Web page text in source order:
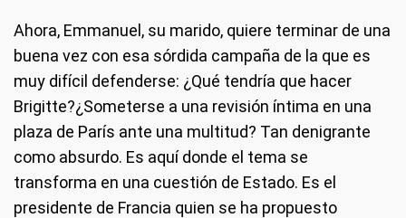
Ahora, Emmanuel, su marido, quiere terminar de una
buena vez con esa sórdida campaña de la que es
muy difícil defenderse: ¿Qué tendría que hacer
Brigitte?¿Someterse a una revisión íntima en una
plaza de París ante una multitud? Tan denigrante
como absurdo. Es aquí donde el tema se
transforma en una cuestión de Estado. Es el
presidente de Francia quien se ha propuesto